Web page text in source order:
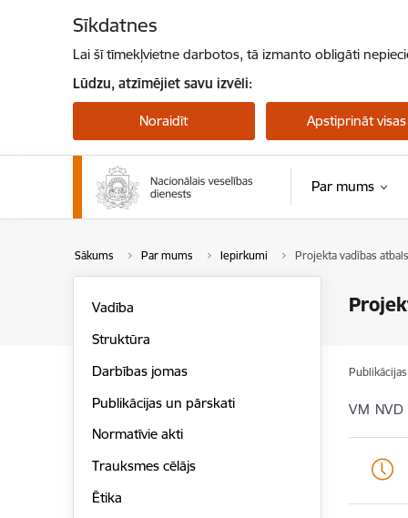
Sīkdatnes
Lai šī tīmekļvietne darbotos, tā izmanto obligāti
Lūdzu, atzīmējiet savu izvēli:
Noraidīt Apstiprināt visas
Par mums
Sākums Par mums Iepirkumi Projekta vadības
Vadība
Struktūra
Darbības jomas
Publikācijas un pārskati
Normatīvie akti
Trauksmes cēlājs
Ētika
VM